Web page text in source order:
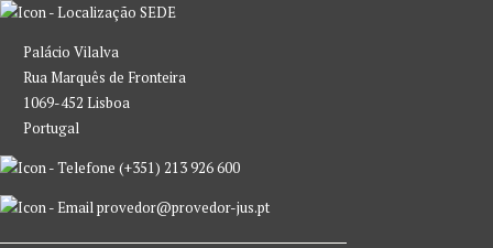
SEDE
Palácio Vilalva
Rua Marquês de Fronteira
1069-452 Lisboa
Portugal
(+351) 213 926 600
provedor@provedor-jus.pt